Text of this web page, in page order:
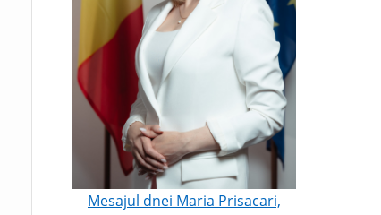
Mesajul dnei Maria Prisacari,